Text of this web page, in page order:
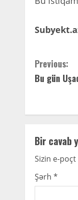
C
o
i
n
u
Previous:
Bu gün
Bir cavab
Sizin e-
Şərh *